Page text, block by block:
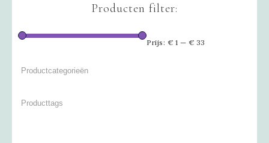
Producten filter:
Prijs: € 1 — € 33